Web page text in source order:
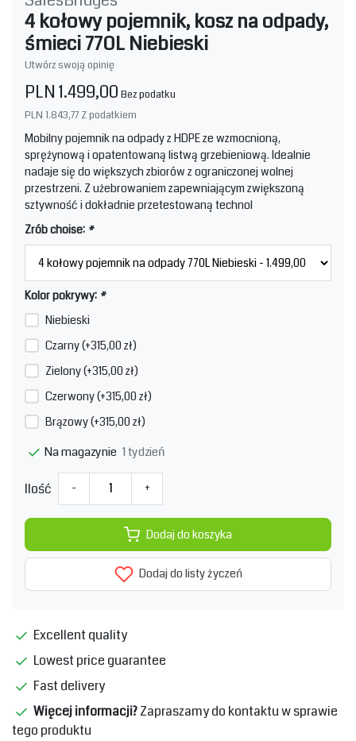
4 kołowy pojemnik, kosz na odpady,
śmieci 770L Niebieski
Utwórz swoją opinię
PLN 1.499,00 Bez podatku
PLN 1.843,77 Z podatkiem
Mobilny pojemnik na odpady z HDPE ze wzmocnioną,
sprężynową i opatentowaną listwą grzebieniową. Idealnie
nadaje się do większych zbiorów z ograniczonej wolnej
przestrzeni. Z użebrowaniem zapewniającym zwiększoną
sztywność i dokładnie przetestowaną technol
Zrób choise: *
Kolor pokrywy: *
Niebieski
Czarny (+315,00 zł)
Zielony (+315,00 zł)
Czerwony (+315,00 zł)
Brązowy (+315,00 zł)
Na magazynie 1 tydzień
Ilość - +
Dodaj do koszyka
Dodaj do listy życzeń
Excellent quality
Lowest price guarantee
Fast delivery
Więcej informacji?Zapraszamy do kontaktu w sprawie
tego produktu